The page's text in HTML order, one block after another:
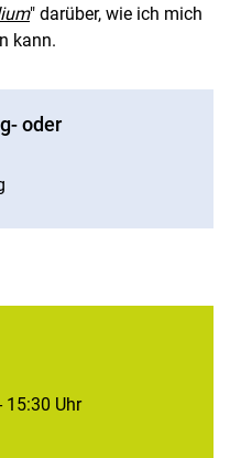
" darüber, wie ich mich
kann.
oder
15:30 Uhr